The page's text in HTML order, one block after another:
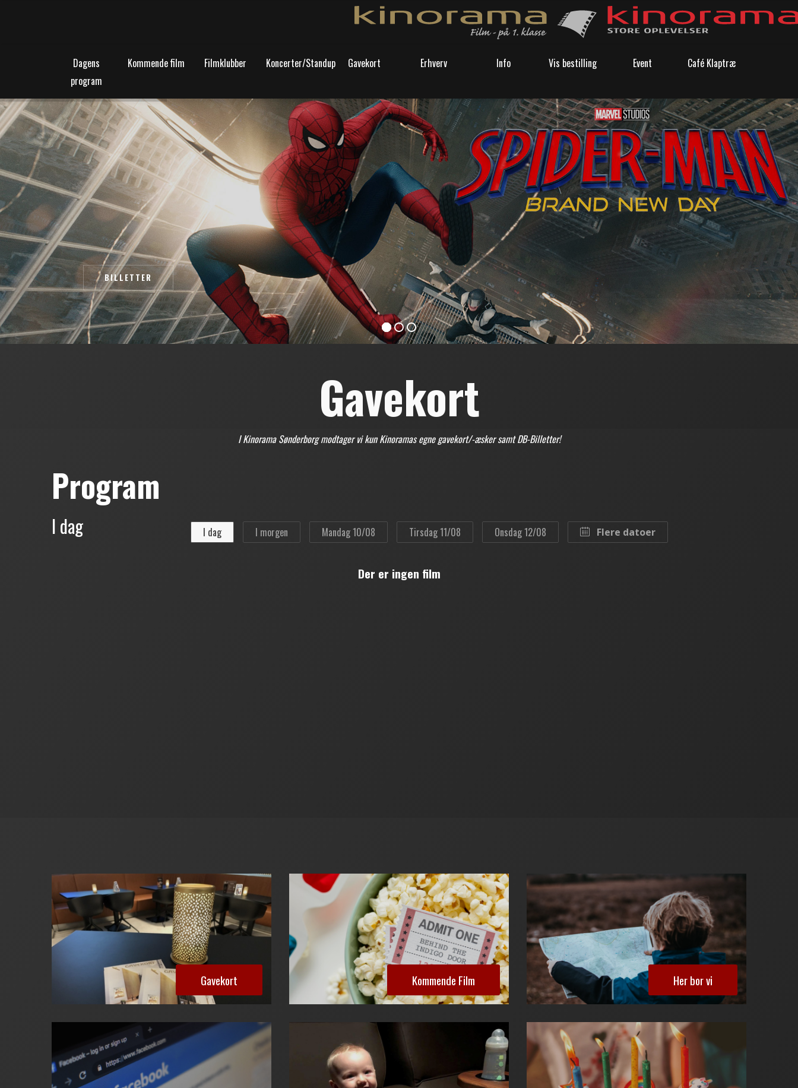
Dagens
program
Kommende film Filmklubber Koncerter/Standup Gavekort Erhverv Info Vis bestilling Event Café Klaptræ
BILLETTER
Gavekort
I Kinorama Sønderborg modtager vi kun Kinoramas egne gavekort/-æsker samt DB-Billetter!
Gavekort Kommende Film Her bor vi